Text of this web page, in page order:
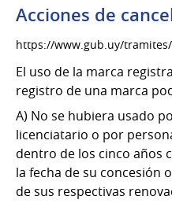
Acciones de
https://www.gub.uy/
El uso de la marca
registro de una marca
A) No se hubiera usado
licenciatario o por
dentro de los cinco años
la fecha de su concesión
de sus respectivas